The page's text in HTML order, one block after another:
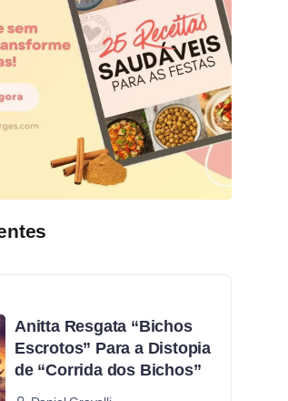
Anitta Resgata “Bichos
Escrotos” Para a Distopia
de “Corrida dos Bichos”